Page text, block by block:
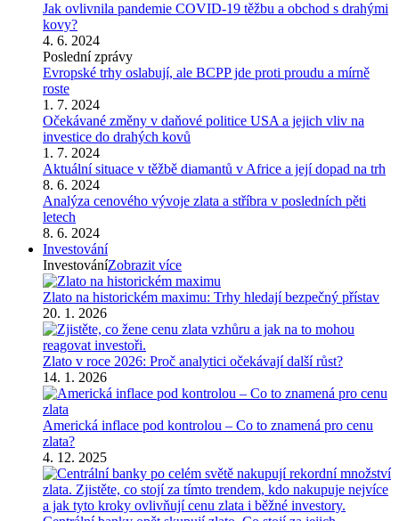
Jak ovlivnila pandemie COVID-19 těžbu a obchod s drahými
kovy?
4. 6. 2024
Poslední zprávy
Evropské trhy oslabují, ale BCPP jde proti proudu a mírně
roste
1. 7. 2024
Očekávané změny v daňové politice USA a jejich vliv na
investice do drahých kovů
1. 7. 2024
Aktuální situace v těžbě diamantů v Africe a její dopad na trh
8. 6. 2024
Analýza cenového vývoje zlata a stříbra v posledních pěti
letech
8. 6. 2024
Investování
InvestováníZobrazit více
Zlato na historickém maximu: Trhy hledají bezpečný přístav
20. 1. 2026
Zlato v roce 2026: Proč analytici očekávají další růst?
14. 1. 2026
Americká inflace pod kontrolou – Co to znamená pro cenu
zlata?
4. 12. 2025